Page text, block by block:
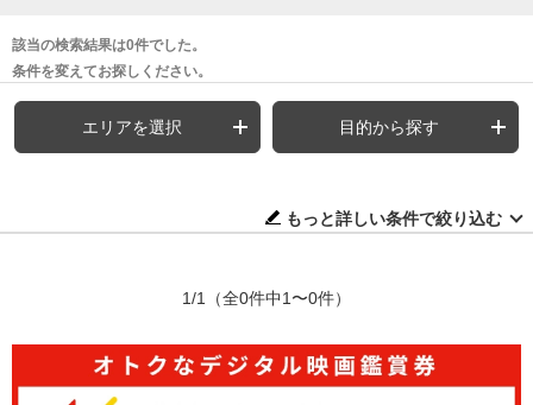
該当の検索結果は0件でした。
条件を変えてお探しください。
エリアを選択 目的から探す
もっと詳しい条件で絞り込む
1/1 （全0件中1〜0件）